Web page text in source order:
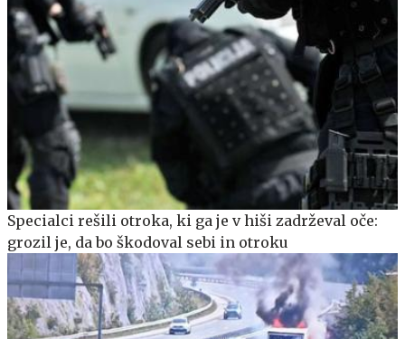
Specialci rešili otroka, ki ga je v hiši zadrževal oče:
grozil je, da bo škodoval sebi in otroku